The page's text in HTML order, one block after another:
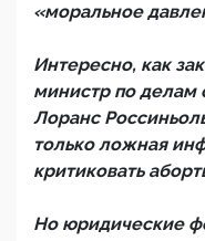
«моральное
Интересно, как
министр по делам
Лоранс
только ложная
критиковать
Но юридические